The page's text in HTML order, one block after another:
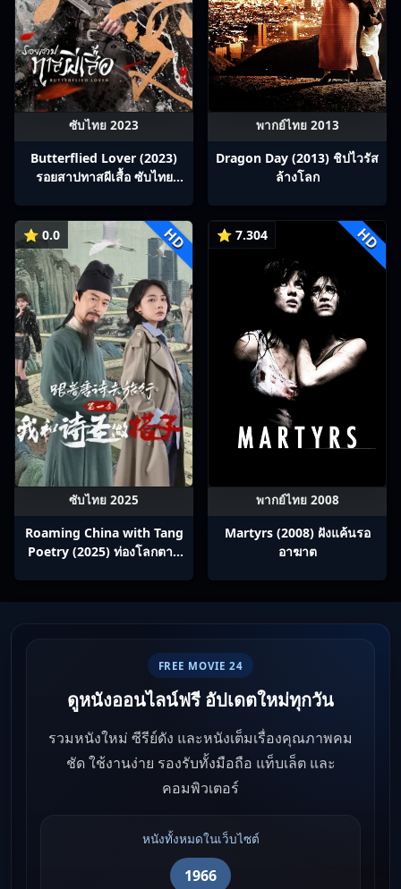
ซับไทย 2023
Butterflied Lover (2023)
รอยสาปทาสผีเสื้อ ซับไทย
พากย์ไทย 2013
Dragon Day (2013) ชิปไวรัส
ล้างโลก
⭐ 0.0 HD
ซับไทย 2025
Roaming China with Tang
Poetry (2025) ท่องโลกตาม
Ep1-12
⭐ 7.304 HD
พากย์ไทย 2008
Martyrs (2008) ฝังแค้นรอ
อาฆาต
FREE MOVIE 24
ดูหนังออนไลน์ฟรี อัปเดตใหม่ทุกวัน
รวมหนังใหม่ ซีรีย์ดัง และหนังเต็มเรื่องคุณภาพคม
ชัด ใช้งานง่าย รองรับทั้งมือถือ แท็บเล็ต และ
คอมพิวเตอร์
หนังทั้งหมดในเว็บไซต์
1966